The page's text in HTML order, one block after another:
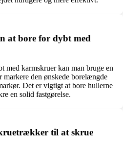
at bore for dybt med
med karmskruer kan man bruge en
markere den ønskede borelængde
Det er vigtigt at bore hullerne
en solid fastgørelse.
til at skrue